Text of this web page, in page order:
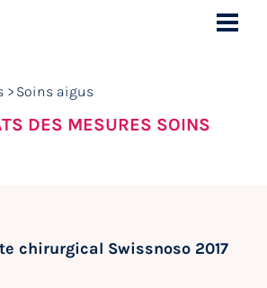
Soins aigus
DES MESURES SOINS
chirurgical Swissnoso 2017